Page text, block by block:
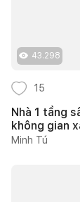
43.298
15
Nhà 1 tầng
không gian
Minh Tú